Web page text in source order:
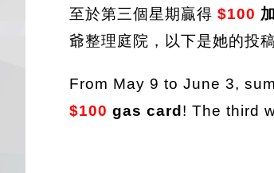
至於第三個星期贏得 $100
爺整理庭院，以下是她的投稿
From May 9 to June 3,
$100 gas card ! The third